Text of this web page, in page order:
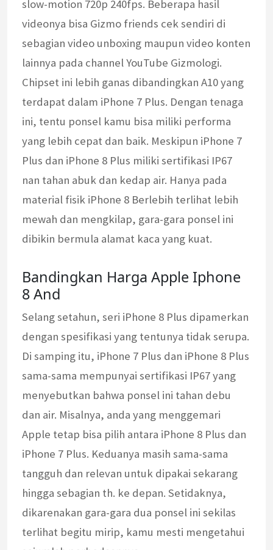
slow-motion 720p 240fps. Beberapa hasil
videonya bisa Gizmo friends cek sendiri di
sebagian video unboxing maupun video konten
lainnya pada channel YouTube Gizmologi.
Chipset ini lebih ganas dibandingkan A10 yang
terdapat dalam iPhone 7 Plus. Dengan tenaga
ini, tentu ponsel kamu bisa miliki performa
yang lebih cepat dan baik. Meskipun iPhone 7
Plus dan iPhone 8 Plus miliki sertifikasi IP67
nan tahan abuk dan kedap air. Hanya pada
material fisik iPhone 8 Berlebih terlihat lebih
mewah dan mengkilap, gara-gara ponsel ini
dibikin bermula alamat kaca yang kuat.
Bandingkan Harga Apple Iphone
8 And
Selang setahun, seri iPhone 8 Plus dipamerkan
dengan spesifikasi yang tentunya tidak serupa.
Di samping itu, iPhone 7 Plus dan iPhone 8 Plus
sama-sama mempunyai sertifikasi IP67 yang
menyebutkan bahwa ponsel ini tahan debu
dan air. Misalnya, anda yang menggemari
Apple tetap bisa pilih antara iPhone 8 Plus dan
iPhone 7 Plus. Keduanya masih sama-sama
tangguh dan relevan untuk dipakai sekarang
hingga sebagian th. ke depan. Setidaknya,
dikarenakan gara-gara dua ponsel ini sekilas
terlihat begitu mirip, kamu mesti mengetahui